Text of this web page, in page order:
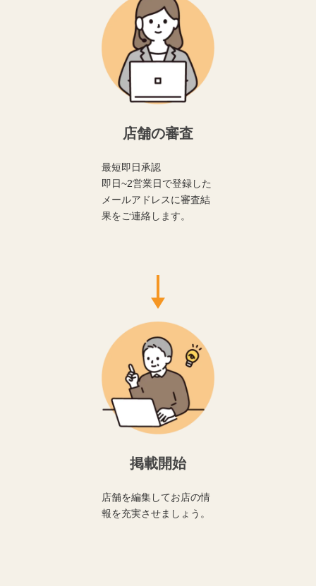
店舗の審査
最短即日承認
即日~2営業日で登録した
メールアドレスに審査結
果をご連絡します。
掲載開始
店舗を編集してお店の情
報を充実させましょう。